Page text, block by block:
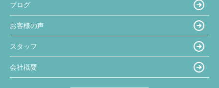
ブログ
お客様の声
スタッフ
会社概要